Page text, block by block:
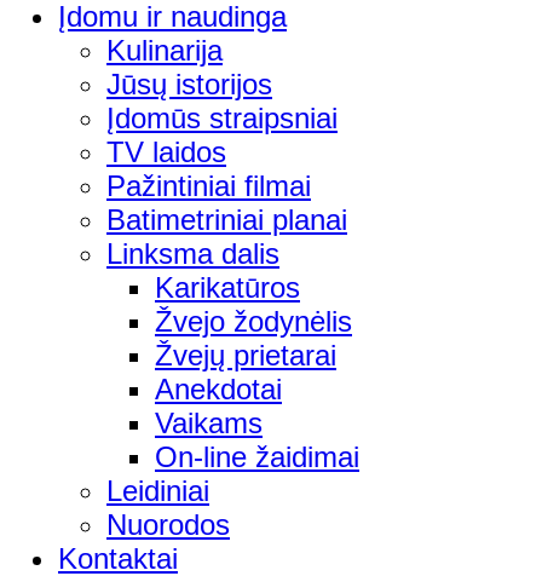
Įdomu ir naudinga
Kulinarija
Jūsų istorijos
Įdomūs straipsniai
TV laidos
Pažintiniai filmai
Batimetriniai planai
Linksma dalis
Karikatūros
Žvejo žodynėlis
Žvejų prietarai
Anekdotai
Vaikams
On-line žaidimai
Leidiniai
Nuorodos
Kontaktai